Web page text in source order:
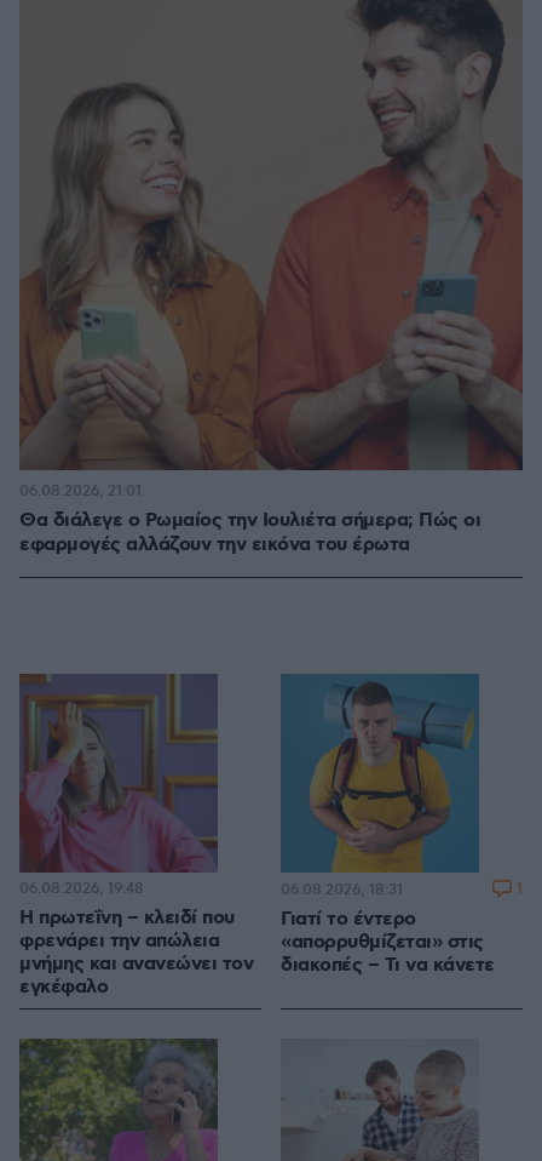
Θα διάλεγε ο Ρωμαίος την Ιουλιέτα σήμερα; Πώς οι
εφαρμογές αλλάζουν την εικόνα του έρωτα
06.08.2026, 21:01
Η πρωτεΐνη – κλειδί που
φρενάρει την απώλεια
μνήμης και ανανεώνει τον
εγκέφαλο
06.08.2026, 19:48
Γιατί το έντερο
«απορρυθμίζεται» στις
διακοπές – Τι να κάνετε
06.08.2026, 18:31 1